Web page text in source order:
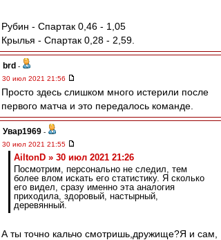
Рубин - Спартак 0,46 - 1,05
Крылья - Спартак 0,28 - 2,59.
brd -
30 июл 2021 21:56
Просто здесь слишком много истерили после
первого матча и это передалось команде.
Увар1969 -
30 июл 2021 21:55
AiltonD » 30 июл 2021 21:26
Посмотрим, персонально не следил, тем
более влом искать его статистику. Я сколько
его видел, сразу именно эта аналогия
приходила, здоровый, настырный,
деревянный.
А ты точно кальчо смотришь,дружище?Я и сам,